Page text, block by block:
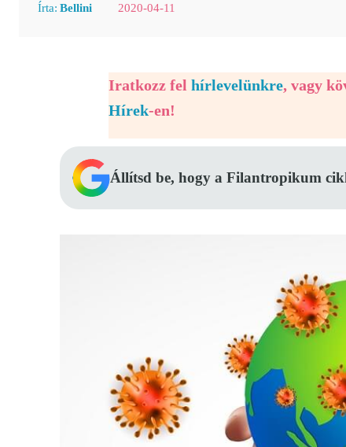
Írta: Bellini 2020-04-11
Iratkozz fel hírlevelünkre, vagy
Hírek-en!
Állítsd be, hogy a Filantropikum